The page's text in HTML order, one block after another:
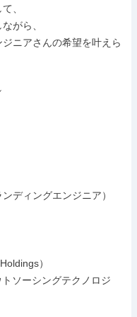
、
がら、
ニアさんの希望を叶えら
ディングエンジニア）
）
ソーシングテクノロジ